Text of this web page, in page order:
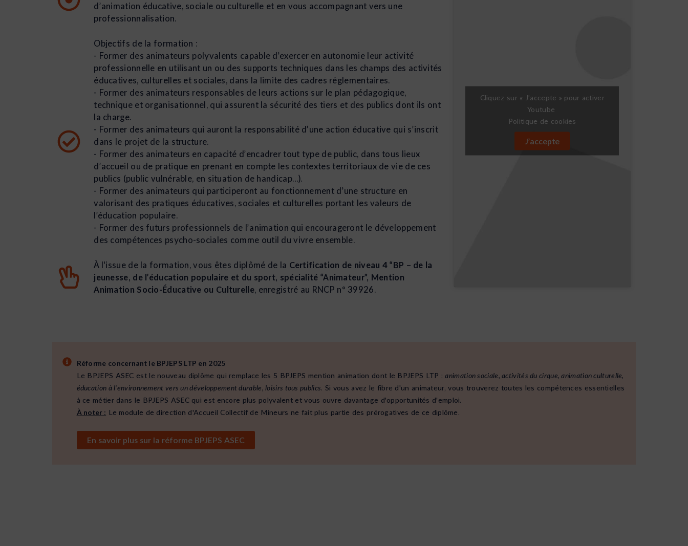
d’animation éducative, sociale ou culturelle et en vous accompagnant vers une
professionnalisation.
Objectifs de la formation :
- Former des animateurs polyvalents capable d’exercer en autonomie leur activité
professionnelle en utilisant un ou des supports techniques dans les champs des activités
éducatives, culturelles et sociales, dans la limite des cadres réglementaires.
- Former des animateurs responsables de leurs actions sur le plan pédagogique,
technique et organisationnel, qui assurent la sécurité des tiers et des publics dont ils ont
la charge.
- Former des animateurs qui auront la responsabilité d’une action éducative qui s’inscrit
dans le projet de la structure.
- Former des animateurs en capacité d’encadrer tout type de public, dans tous lieux
d’accueil ou de pratique en prenant en compte les contextes territoriaux de vie de ces
publics (public vulnérable, en situation de handicap…).
- Former des animateurs qui participeront au fonctionnement d’une structure en
valorisant des pratiques éducatives, sociales et culturelles portant les valeurs de
l’éducation populaire.
- Former des futurs professionnels de l’animation qui encourageront le développement
des compétences psycho-sociales comme outil du vivre ensemble.
À l'issue de la formation, vous êtes diplômé de la Certification de niveau 4 “BP – de la
jeunesse, de l’éducation populaire et du sport, spécialité “Animateur”, Mention
Animation Socio-Éducative ou Culturelle, enregistré au RNCP n° 39926.
Cliquez sur « J’accepte » pour activer
Youtube
Politique de cookies
J’accepte
Réforme concernant le BPJEPS LTP en 2025
Le BPJEPS ASEC est le nouveau diplôme qui remplace les 5 BPJEPS mention animation dont le BPJEPS LTP :animation sociale, activités du cirque, animation culturelle,
éducation à l'environnement vers un développement durable, loisirs tous publics. Si vous avez le fibre d'un animateur, vous trouverez toutes les compétences essentielles
à ce métier dans le BPJEPS ASEC qui est encore plus polyvalent et vous ouvre davantage d'opportunités d'emploi.
À noter : Le module de direction d'Accueil Collectif de Mineurs ne fait plus partie des prérogatives de ce diplôme.
En savoir plus sur la réforme BPJEPS ASEC